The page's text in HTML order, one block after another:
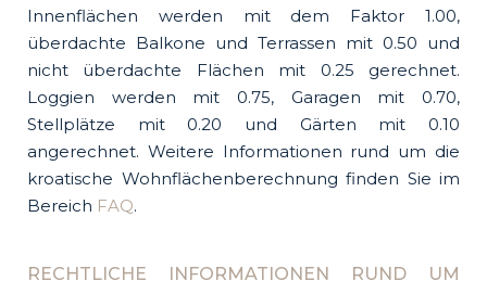
Innenflächen werden mit dem Faktor 1.00,
überdachte Balkone und Terrassen mit 0.50 und
nicht überdachte Flächen mit 0.25 gerechnet.
Loggien werden mit 0.75, Garagen mit 0.70,
Stellplätze mit 0.20 und Gärten mit 0.10
angerechnet. Weitere Informationen rund um die
kroatische Wohnflächenberechnung finden Sie im
Bereich FAQ.
RECHTLICHE INFORMATIONEN RUND UM